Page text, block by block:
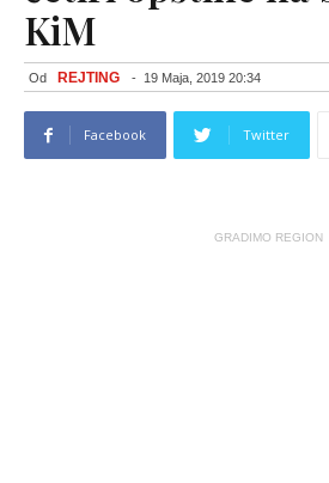
KiM
Od REJTING - 19 Maja, 2019 20:34
Facebook Twitter
GRADIMO REGION